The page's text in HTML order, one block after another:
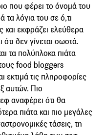
που φέρει το όνομά του
τα λόγια του σε ό,τι
και εκφράζει ελεύθερα
ότι δεν γίνεται σωστά.
τα πολύπλοκα πιάτα
food bloggers
εκτιμά τις πληροφορίες
αυτών. Πιο
αναφέρει ότι θα
πιάτα και πιο μεγάλες
τάσεις, τη